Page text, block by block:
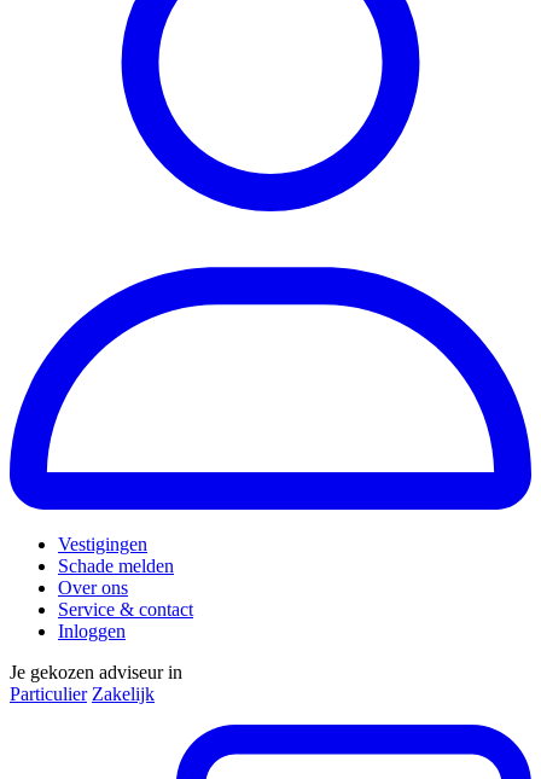
Vestigingen
Schade melden
Over ons
Service & contact
Inloggen
Je gekozen adviseur in
Particulier Zakelijk